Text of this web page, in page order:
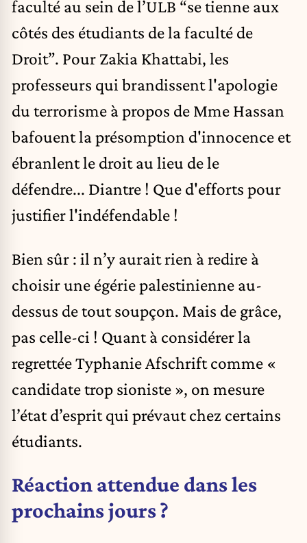
faculté au sein de l’ULB “se tienne aux
côtés des étudiants de la faculté de
Droit”. Pour Zakia Khattabi, les
professeurs qui brandissent l'apologie
du terrorisme à propos de Mme Hassan
bafouent la présomption d'innocence et
ébranlent le droit au lieu de le
défendre... Diantre ! Que d'efforts pour
justifier l'indéfendable !
Bien sûr : il n’y aurait rien à redire à
choisir une égérie palestinienne au-
dessus de tout soupçon. Mais de grâce,
pas celle-ci ! Quant à considérer la
regrettée Typhanie Afschrift comme «
candidate trop sioniste », on mesure
l’état d’esprit qui prévaut chez certains
étudiants.
Réaction attendue dans les
prochains jours ?